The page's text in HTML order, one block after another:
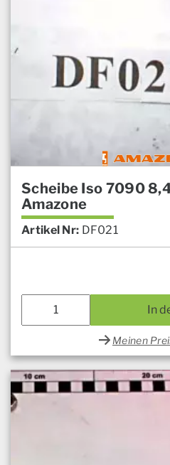
Scheibe Iso 7090
Amazone
Artikel Nr: DF021
In
Meinen